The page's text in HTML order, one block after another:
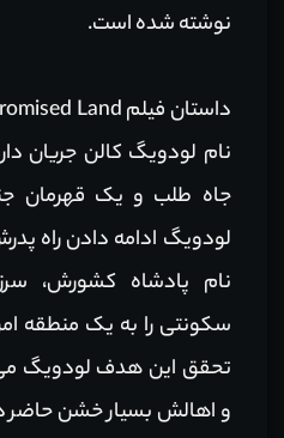
نوشته شده است.
نام لودویگ کالن جریان
جاه طلب و یک قهرمان
لودویگ ادامه دادن راه
نام پادشاه کشورش،
سکونتی را به یک منطقه
تحقق این هدف لودویگ
و اهالش بسیار خشن حاضر